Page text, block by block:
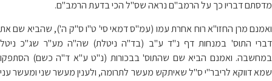
מדסתם דבריו כך על הרמב"ם נראה שס"ל הכי בדעת הרמב"ם.
ואמנם מרן החזו"א רוח אחרת עמו (עמ"ס דמאי סי' ט"ו ס"ק ה'), שהביא שם את
דברי התוס' במנחות דף נ"ד ע"ב (בד"ה ניטלת) שה"ה מע"ר שג"כ ניטל
במחשבה. ואמנם הביא שם שהתוס' בבכורות (נ"ט ע"א ד"ה כשם) הסתפקו
שמא דווקא לריבר"י ס"ל שאיתקש מעשר לתרומה, ולענין מעשר שני ומעשר עני